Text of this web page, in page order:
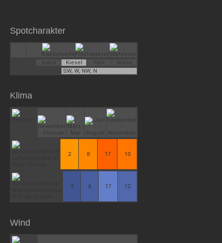
Spotcharakter
Sand Kiesel Fels
Wiese
SW, W, NW, N
Klima
2 8 17 10
3 6 17 12
Wind